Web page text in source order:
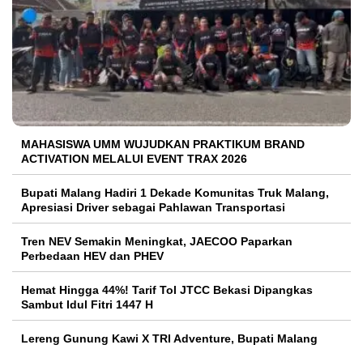
MAHASISWA UMM WUJUDKAN PRAKTIKUM BRAND
ACTIVATION MELALUI EVENT TRAX 2026
Bupati Malang Hadiri 1 Dekade Komunitas Truk Malang,
Apresiasi Driver sebagai Pahlawan Transportasi
Tren NEV Semakin Meningkat, JAECOO Paparkan
Perbedaan HEV dan PHEV
Hemat Hingga 44%! Tarif Tol JTCC Bekasi Dipangkas
Sambut Idul Fitri 1447 H
Lereng Gunung Kawi X TRI Adventure, Bupati Malang